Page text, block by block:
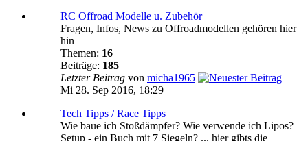
RC Offroad Modelle u. Zubehör
Fragen, Infos, News zu Offroadmodellen gehören hier
hin
Themen: 16
Beiträge: 185
Letzter Beitrag von micha1965
Mi 28. Sep 2016, 18:29
Tech Tipps / Race Tipps
Wie baue ich Stoßdämpfer? Wie verwende ich Lipos?
Setup - ein Buch mit 7 Siegeln? ... hier gibts die